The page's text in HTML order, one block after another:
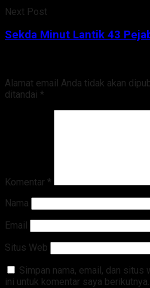
Next Post
Sekda Minut Lantik 43
Alamat email Anda tidak akan
ditandai *
Komentar *
Nama
Email
Situs Web
Simpan nama, email, dan situs
ini untuk komentar saya berikutnya.